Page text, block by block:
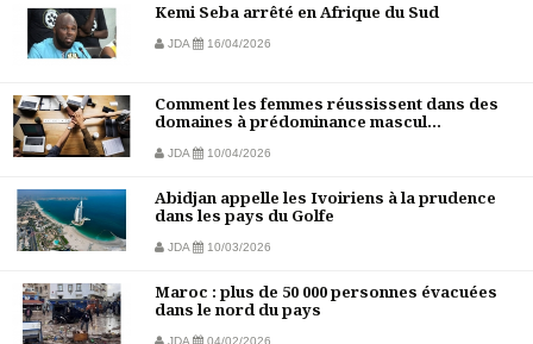
Kemi Seba arrêté en Afrique du Sud
JDA 16/04/2026
Comment les femmes réussissent dans des
domaines à prédominance mascul...
JDA 10/04/2026
Abidjan appelle les Ivoiriens à la prudence
dans les pays du Golfe
JDA 10/03/2026
Maroc : plus de 50 000 personnes évacuées
dans le nord du pays